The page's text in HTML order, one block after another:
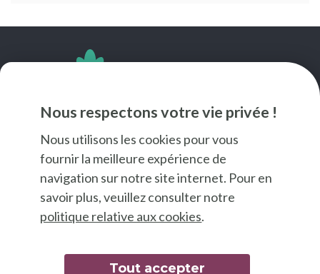
Nous respectons votre vie privée !
Nous utilisons les cookies pour vous
fournir la meilleure expérience de
navigation sur notre site internet. Pour en
savoir plus, veuillez consulter notre
politique relative aux cookies.
Tout accepter